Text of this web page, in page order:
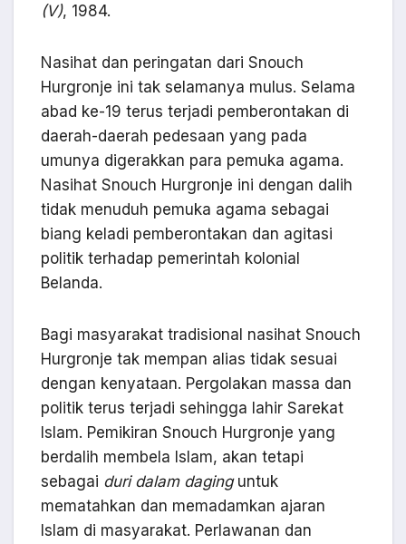
(V), 1984.
Nasihat dan peringatan dari Snouch
Hurgronje ini tak selamanya mulus. Selama
abad ke-19 terus terjadi pemberontakan di
daerah-daerah pedesaan yang pada
umunya digerakkan para pemuka agama.
Nasihat Snouch Hurgronje ini dengan dalih
tidak menuduh pemuka agama sebagai
biang keladi pemberontakan dan agitasi
politik terhadap pemerintah kolonial
Belanda.
Bagi masyarakat tradisional nasihat Snouch
Hurgronje tak mempan alias tidak sesuai
dengan kenyataan. Pergolakan massa dan
politik terus terjadi sehingga lahir Sarekat
Islam. Pemikiran Snouch Hurgronje yang
berdalih membela Islam, akan tetapi
sebagai duri dalam daginguntuk
mematahkan dan memadamkan ajaran
Islam di masyarakat. Perlawanan dan